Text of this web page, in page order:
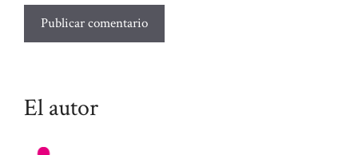
El autor